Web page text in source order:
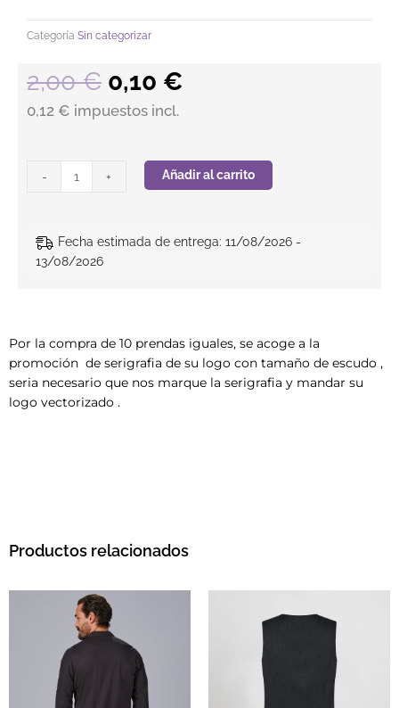
Categoría Sin categorizar
2,00€ El precio original era:
0,10 €
0,12 € impuestos incl.
-
Serigrafia de 10 prendas con escudo (Gratuito) cantidad
+ Añadir al carrito
Fecha estimada de entrega: 11/08/2026 -
13/08/2026
Por la compra de 10 prendas iguales, se acoge a la
promoción de serigrafia de su logo con tamaño de escudo ,
seria necesario que nos marque la serigrafia y mandar su
logo vectorizado .
Productos relacionados